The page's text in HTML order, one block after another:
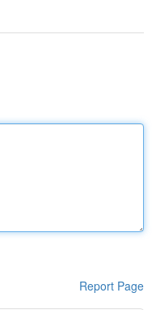
Report Page